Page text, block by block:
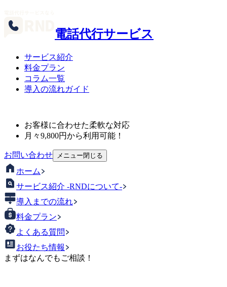
電話代行サービス
サービス紹介
料金プラン
コラム一覧
導入の流れガイド
お客様に合わせた柔軟な対応
月々9,800円から利用可能！
お問い合わせ メニュー閉じる
ホーム
サービス紹介 -RNDについて-
導入までの流れ
料金プラン
よくある質問
お役たち情報
まずはなんでもご相談！